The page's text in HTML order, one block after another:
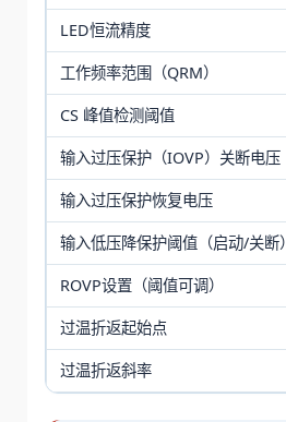
LED恒流精度
工作频率范围（QRM）
CS 峰值检测阈值
输入过压保护（IOVP）关断电压
输入过压保护恢复电压
输入低压降保护阈值（启动/关断）
ROVP设置（阈值可调）
过温折返起始点
过温折返斜率